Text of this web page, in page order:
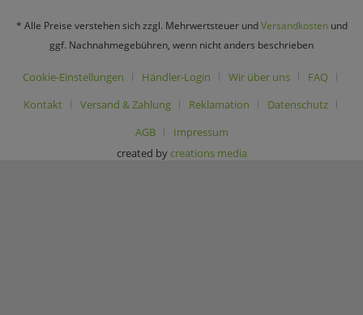
* Alle Preise verstehen sich zzgl. Mehrwertsteuer undVersandkostenund
ggf. Nachnahmegebühren, wenn nicht anders beschrieben
Cookie-Einstellungen Händler-Login Wir über uns
FAQ
Kontakt
Versand & Zahlung Reklamation
Datenschutz
AGB
Impressum
created by creations media